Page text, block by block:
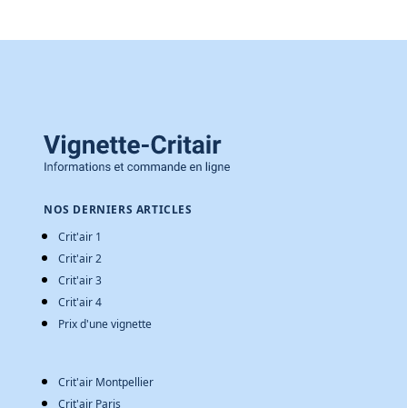
NOS DERNIERS ARTICLES
Crit'air 1
Crit'air 2
Crit'air 3
Crit'air 4
Prix d'une vignette
Crit'air Montpellier
Crit'air Paris